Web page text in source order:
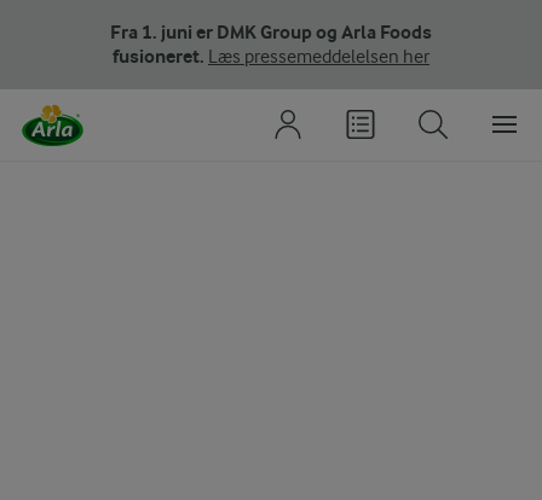
Fra 1. juni er DMK Group og Arla Foods
fusioneret. Læs pressemeddelelsen her